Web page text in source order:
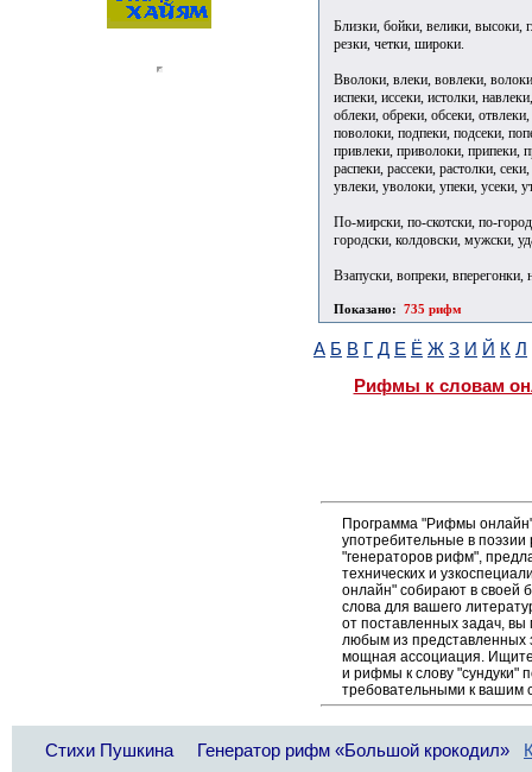
Близки, бойки, велики, высоки,
резки, четки, широки.
Вволоки, влеки, вовлеки,
испеки, иссеки, истолки,
облеки, обреки, обсеки,
поволоки, подпеки, подсеки,
привлеки, приволоки, припеки,
распеки, рассеки, растолки,
увлеки, уволоки, упеки, усеки,
По-мирски, по-скотски, по-
городски, колдовски, мужски,
Взапуски, вопреки, вперегонки,
Показано: 735 рифм
А Б В Г Д Е Ё Ж З И Й К Л
Рифмы к словам
Программа "Рифмы
употребительные в поэзии
"генераторов рифм",
технических и
онлайн" собирают в своей
слова для вашего
от поставленных задач, вы
любым из
мощная ассоциация. Ищите
и рифмы к слову "сундуки"
требовательными к вашим
Стихи Пушкина Генератор рифм «Большой крокодил»